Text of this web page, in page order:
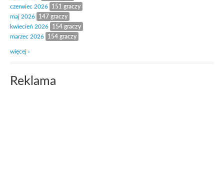
czerwiec 2026
151 graczy
maj 2026
147 graczy
kwiecień 2026
154 graczy
marzec 2026
154 graczy
więcej ›
Reklama